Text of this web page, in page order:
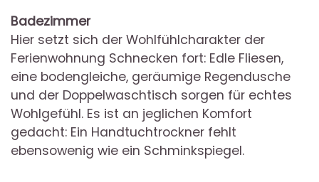
Badezimmer
Hier setzt sich der Wohlfühlcharakter der
Ferienwohnung Schnecken fort: Edle Fliesen,
eine bodengleiche, geräumige Regendusche
und der Doppelwaschtisch sorgen für echtes
Wohlgefühl. Es ist an jeglichen Komfort
gedacht: Ein Handtuchtrockner fehlt
ebensowenig wie ein Schminkspiegel.